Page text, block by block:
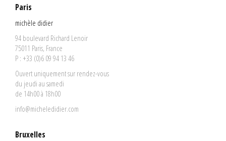
Paris
michèle didier
94 boulevard Richard Lenoir
75011 Paris, France
P : +33 (0)6 09 94 13 46
Ouvert uniquement sur rendez-vous
du jeudi au samedi
de 14h00 à 18h00
info@micheledidier.com
Bruxelles